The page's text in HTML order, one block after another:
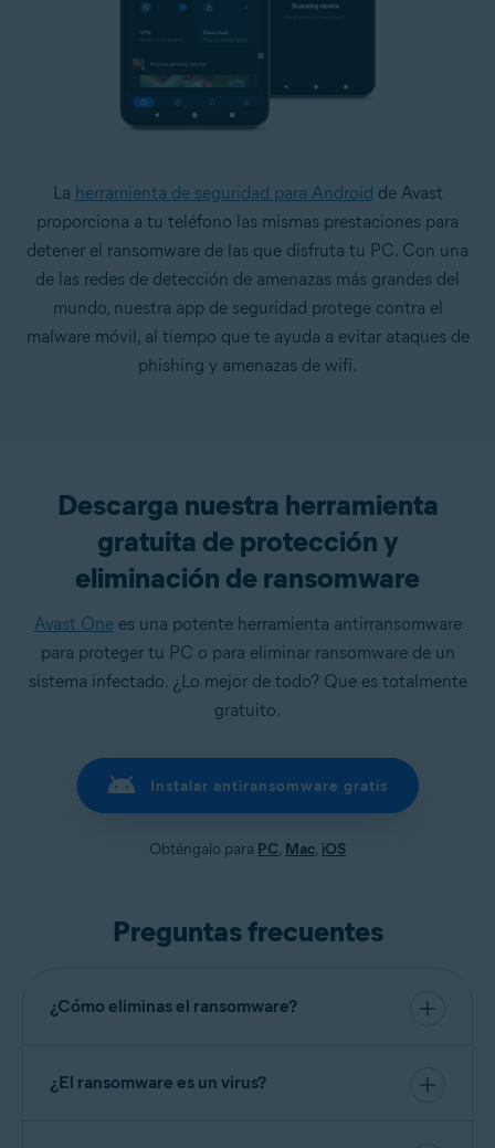
La herramienta de seguridad para Android de Avast
proporciona a tu teléfono las mismas prestaciones para
detener el ransomware de las que disfruta tu PC. Con una
de las redes de detección de amenazas más grandes del
mundo, nuestra app de seguridad protege contra el
malware móvil, al tiempo que te ayuda a evitar ataques de
phishing y amenazas de wifi.
Descarga nuestra herramienta
gratuita de protección y
eliminación de ransomware
Avast Onees una potente herramienta antirransomware
para proteger tu PC o para eliminar ransomware de un
sistema infectado. ¿Lo mejor de todo? Que es totalmente
gratuito.
Instalar antiransomware gratis
Obténgalo para PC, Mac, iOS
Preguntas frecuentes
¿Cómo eliminas el ransomware?
al tiempo que mantienes hábitos saludables en
línea, como no hacer clic en enlaces extraños ni
¿El ransomware es un virus?